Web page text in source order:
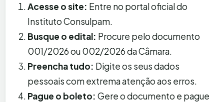
Acesse o site: Entre no portal oficial do
Instituto Consulpam.
Busque o edital: Procure pelo documento
001/2026 ou 002/2026 da Câmara.
Preencha tudo: Digite os seus dados
pessoais com extrema atenção aos erros.
Pague o boleto: Gere o documento e pague